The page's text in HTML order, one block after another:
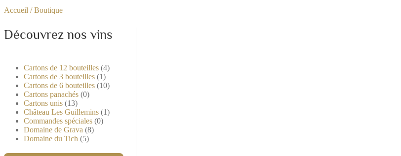
Accueil / Boutique
Découvrez nos vins
Cartons de 12 bouteilles (4)
Cartons de 3 bouteilles (1)
Cartons de 6 bouteilles (10)
Cartons panachés (0)
Cartons unis (13)
Château Les Guillemins (1)
Commandes spéciales (0)
Domaine de Grava (8)
Domaine du Tich (5)